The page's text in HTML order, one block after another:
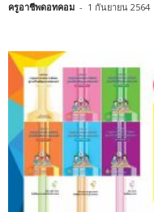
ครูอาชีพดอทคอม - 1 กันยายน 2564